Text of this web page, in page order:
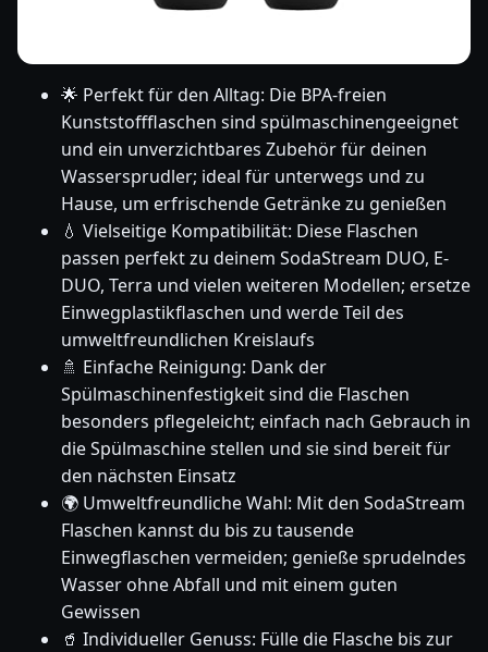
🌟 Perfekt für den Alltag: Die BPA-freien
Kunststoffflaschen sind spülmaschinengeeignet
und ein unverzichtbares Zubehör für deinen
Wassersprudler; ideal für unterwegs und zu
Hause, um erfrischende Getränke zu genießen
💧 Vielseitige Kompatibilität: Diese Flaschen
passen perfekt zu deinem SodaStream DUO, E-
DUO, Terra und vielen weiteren Modellen; ersetze
Einwegplastikflaschen und werde Teil des
umweltfreundlichen Kreislaufs
🚿 Einfache Reinigung: Dank der
Spülmaschinenfestigkeit sind die Flaschen
besonders pflegeleicht; einfach nach Gebrauch in
die Spülmaschine stellen und sie sind bereit für
den nächsten Einsatz
🌍 Umweltfreundliche Wahl: Mit den SodaStream
Flaschen kannst du bis zu tausende
Einwegflaschen vermeiden; genieße sprudelndes
Wasser ohne Abfall und mit einem guten
Gewissen
🥤 Individueller Genuss: Fülle die Flasche bis zur